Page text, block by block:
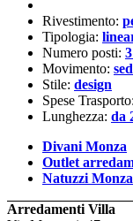
Rivestimento:
Tipologia:
Numero posti:
Movimento:
Stile: design
Spese Trasporto:
Lunghezza: da
Divani Monza
Outlet
Natuzzi Monza
Arredamenti Villa